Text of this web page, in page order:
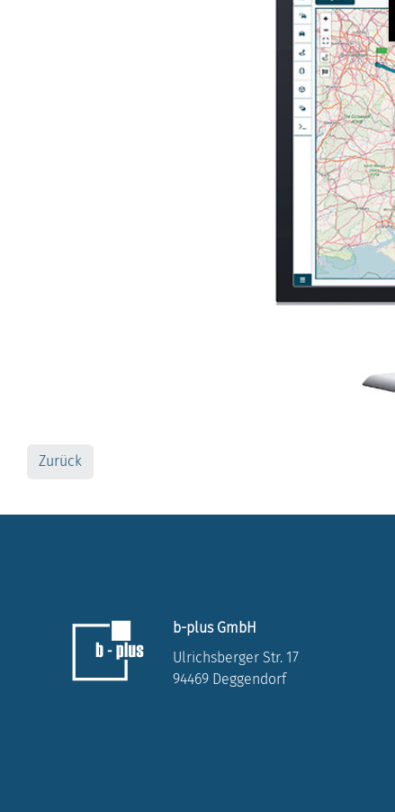
Zurück
b-plus GmbH
Ulrichsberger Str. 17
94469 Deggendorf